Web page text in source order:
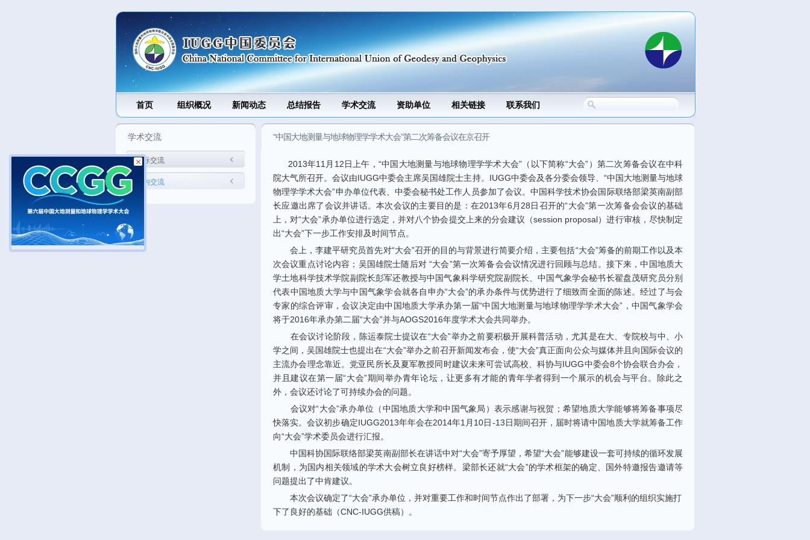
首页 组织概况 新闻动态 总结报告 学术交流 资助单位 相关链接 联系我们 搜索表单
搜索
“中国大地测量与地球物理学学术大会”第二次筹备会议在京召开
2013年11 月 12日上午， “中国大地测量与地球物理学学术大会” （以下简称“大会”）第二次筹备会议在中科
院大气所召开。会议由IUGG中委会主席吴国雄院士主持。 IUGG中委会及各分委会领导、 “中国大地测量与地球
物理学学术大会”申办单位代表、中委会秘书处工作人员参加了会议。中国科学技术协会国际联络部梁英南副部
长应邀出席了会议并讲话。本次会议的主要目的是：在2013年6 月 28日召开的“大会”第一次筹备会会议的基础
上，对“大会”承办单位进行选定，并对八个协会提交上来的分会建议（session proposal）进行审核，尽快制定
出“大会”下一步工作安排及时间节点。
会上，李建平研究员首先对“大会”召开的目的与背景进行简要介绍，主要包括“大会”筹备的前期工作以及本
次会议重点讨论内容；吴国雄院士随后对“大会”第一次筹备会会议情况进行回顾与总结。接下来，中国地质大
学土地科学技术学院副院长彭军还教授与中国气象科学研究院副院长、中国气象学会秘书长翟盘茂研究员分别
代表中国地质大学与中国气象学会就各自申办“大会”的承办条件与优势进行了细致而全面的陈述。经过了与会
专家的综合评审，会议决定由中国地质大学承办第一届“中国大地测量与地球物理学学术大会” ，中国气象学会
将于2016年承办第二届“大会”并与AOGS2016年度学术大会共同举办。
在会议讨论阶段，陈运泰院士提议在“大会”举办之前要积极开展科普活动，尤其是在大、专院校与中、小
学之间，吴国雄院士也提出在“大会”举办之前召开新闻发布会，使“大会”真正面向公众与媒体并且向国际会议的
主流办会理念靠近。党亚民所长及夏军教授同时建议未来可尝试高校、科协与IUGG中委会8个协会联合办会，
并且建议在第一届“大会”期间举办青年论坛，让更多有才能的青年学者得到一个展示的机会与平台。除此之
外，会议还讨论了可持续办会的问题。
会议对“大会”承办单位（中国地质大学和中国气象局）表示感谢与祝贺；希望地质大学能够将筹备事项尽
快落实。会议初步确定IUGG2013年年会在2014年1 月 10日-13日期间召开，届时将请中国地质大学就筹备工作
向“大会”学术委员会进行汇报。
中国科协国际联络部梁英南副部长在讲话中对“大会”寄予厚望，希望“大会”能够建设一套可持续的循环发展
机制，为国内相关领域的学术大会树立良好榜样。梁部长还就“大会”的学术框架的确定、国外特邀报告邀请等
问题提出了中肯建议。
本次会议确定了“大会”承办单位，并对重要工作和时间节点作出了部署，为下一步“大会”顺利的组织实施打
下了良好的基础（CNC-IUGG供稿）。
学术交流
国际交流
国内交流